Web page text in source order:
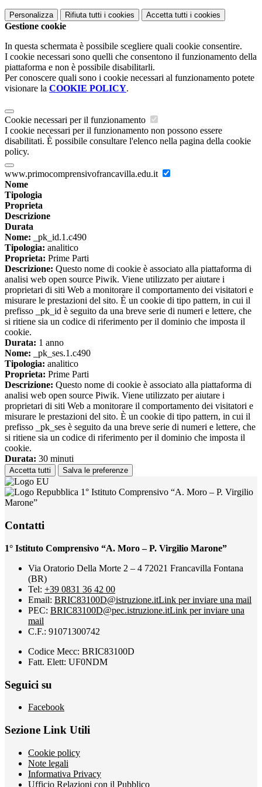
Personalizza Rifiuta tutti i cookies Accetta tutti i cookies
Gestione cookie
In questa schermata è possibile scegliere quali cookie consentire.
I cookie necessari sono quelli che consentono il funzionamento della
piattaforma e non è possibile disabilitarli.
Per conoscere quali sono i cookie necessari al funzionamento potete
visionare la COOKIE POLICY.
Cookie necessari per il funzionamento
I cookie necessari per il funzionamento non possono essere
disabilitati. È possibile consultare l'elenco nella pagina della cookie
policy.
www.primocomprensivofrancavilla.edu.it
Nome
Tipologia
Proprieta
Descrizione
Durata
Nome: _pk_id.1.c490
Tipologia: analitico
Proprieta: Prime Parti
Descrizione: Questo nome di cookie è associato alla piattaforma di
analisi web open source Piwik. Viene utilizzato per aiutare i
proprietari di siti Web a monitorare il comportamento dei visitatori e
misurare le prestazioni del sito. È un cookie di tipo pattern, in cui il
prefisso _pk_id è seguito da una breve serie di numeri e lettere, che
si ritiene sia un codice di riferimento per il dominio che imposta il
cookie.
Durata: 1 anno
Nome: _pk_ses.1.c490
Tipologia: analitico
Proprieta: Prime Parti
Descrizione: Questo nome di cookie è associato alla piattaforma di
analisi web open source Piwik. Viene utilizzato per aiutare i
proprietari di siti Web a monitorare il comportamento dei visitatori e
misurare le prestazioni del sito. È un cookie di tipo pattern, in cui il
prefisso _pk_ses è seguito da una breve serie di numeri e lettere, che
si ritiene sia un codice di riferimento per il dominio che imposta il
cookie.
Durata: 30 minuti
Accetta tutti Salva le preferenze
1° Istituto Comprensivo “A. Moro – P. Virgilio
Marone”
Contatti
1° Istituto Comprensivo “A. Moro – P. Virgilio Marone”
Via Oratorio Della Morte 2 – 4 72021 Francavilla Fontana
(BR)
Tel: +39 0831 36 42 00
Email: BRIC83100D@istruzione.itLink per inviare una mail
PEC: BRIC83100D@pec.istruzione.itLink per inviare una
mail
C.F.: 91071300742
Codice Mecc: BRIC83100D
Fatt. Elett: UF0NDM
Seguici su
Facebook
Sezione Link Utili
Cookie policy
Note legali
Informativa Privacy
Ufficio Relazioni con il Pubblico